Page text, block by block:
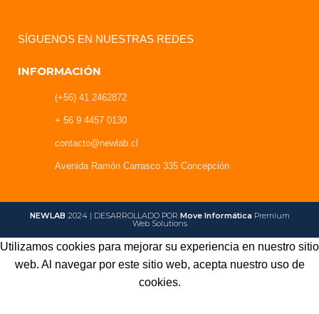
SÍGUENOS EN NUESTRAS REDES
INFORMACIÓN
(+56) 41 2462872
+ 56 9 4457 0130
contacto@newlab.cl
Avenida Ramón Carrasco 335 Concepción
NEWLAB 2024 | DESARROLLADO POR Move Informática Premium
Web Solutions
Utilizamos cookies para mejorar su experiencia en nuestro sitio
web. Al navegar por este sitio web, acepta nuestro uso de
cookies.